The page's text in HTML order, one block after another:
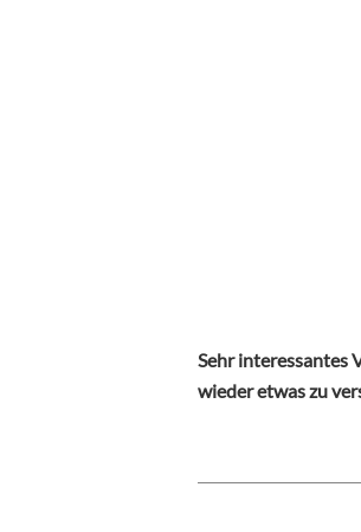
Sehr interessantes
wieder etwas zu